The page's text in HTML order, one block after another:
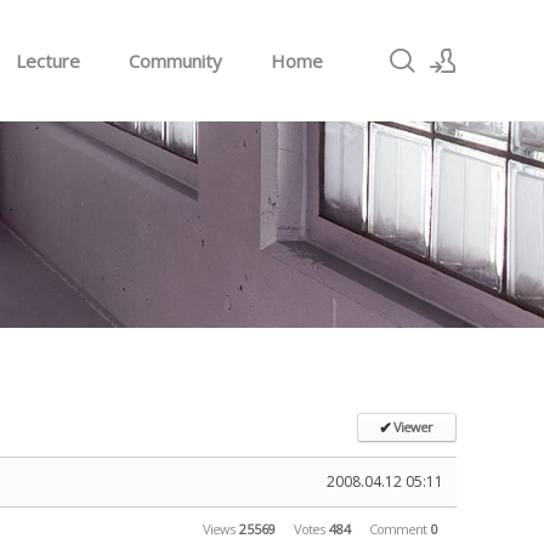
Sign In
Lecture Community Home
✔Viewer
2008.04.12 05:11
Views 25569 Votes 484 Comment 0